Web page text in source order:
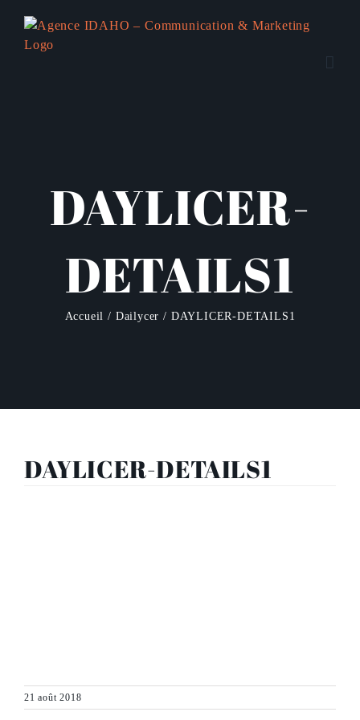
contenu
DAYLICER-
DETAILS1
Accueil Dailycer DAYLICER-DETAILS1
DAYLICER-DETAILS1
21 août 2018